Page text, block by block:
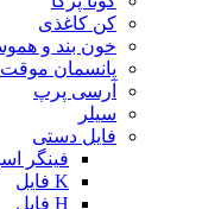
کن کاغذی
خون بند و
پانسمان موقت
آرسی پرپ
سیلر
فایل دستی
فینگر
K فایل
H فایل